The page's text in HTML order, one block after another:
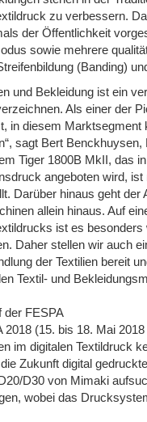
zu verbessern.
der Öffentlichkeit
sowie mehrere
(Banding)
und Bekleidung ist ein
Als einer der
in diesem Marktsegment
sagt Bert
Tiger 1800B MkII, das
angeboten wird,
Darüber hinaus geht
allein hinaus. Auf
ist es
Daher stellen wir auch
der Textilien bereit
Textil- und
der FESPA
2018 (15. bis 18. Mai
im digitalen Textildruck
Zukunft digital
D30 von Mimaki
wobei das